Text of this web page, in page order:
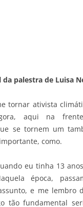
palestra de Luisa
tornar ativista
aqui na
se tornem um
como.
eu tinha 13
época,
e me lembro
tão fundamental